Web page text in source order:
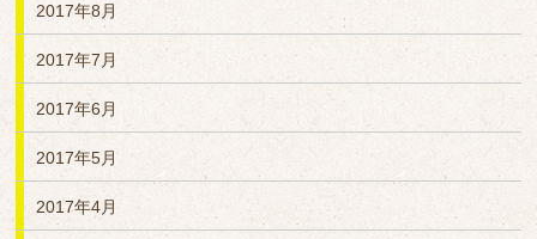
2017年8月
2017年7月
2017年6月
2017年5月
2017年4月